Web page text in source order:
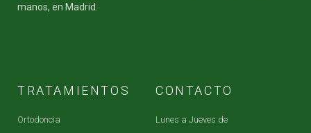
manos, en Madrid.
TRATAMIENTOS
Ortodoncia
CONTACTO
Lunes a Jueves de